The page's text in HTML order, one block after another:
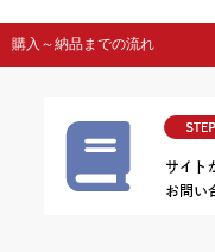
購入～納品までの流れ